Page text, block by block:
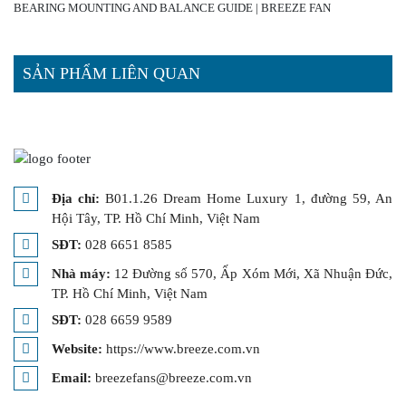
BEARING MOUNTING AND BALANCE GUIDE | BREEZE FAN
SẢN PHẨM LIÊN QUAN
Địa chỉ:B01.1.26 Dream Home Luxury 1, đường 59, An
Hội Tây, TP. Hồ Chí Minh, Việt Nam
SĐT: 028 6651 8585
Nhà máy: 12 Đường số 570, Ấp Xóm Mới, Xã Nhuận Đức,
TP. Hồ Chí Minh, Việt Nam
SĐT: 028 6659 9589
Website: https://www.breeze.com.vn
Email: breezefans@breeze.com.vn